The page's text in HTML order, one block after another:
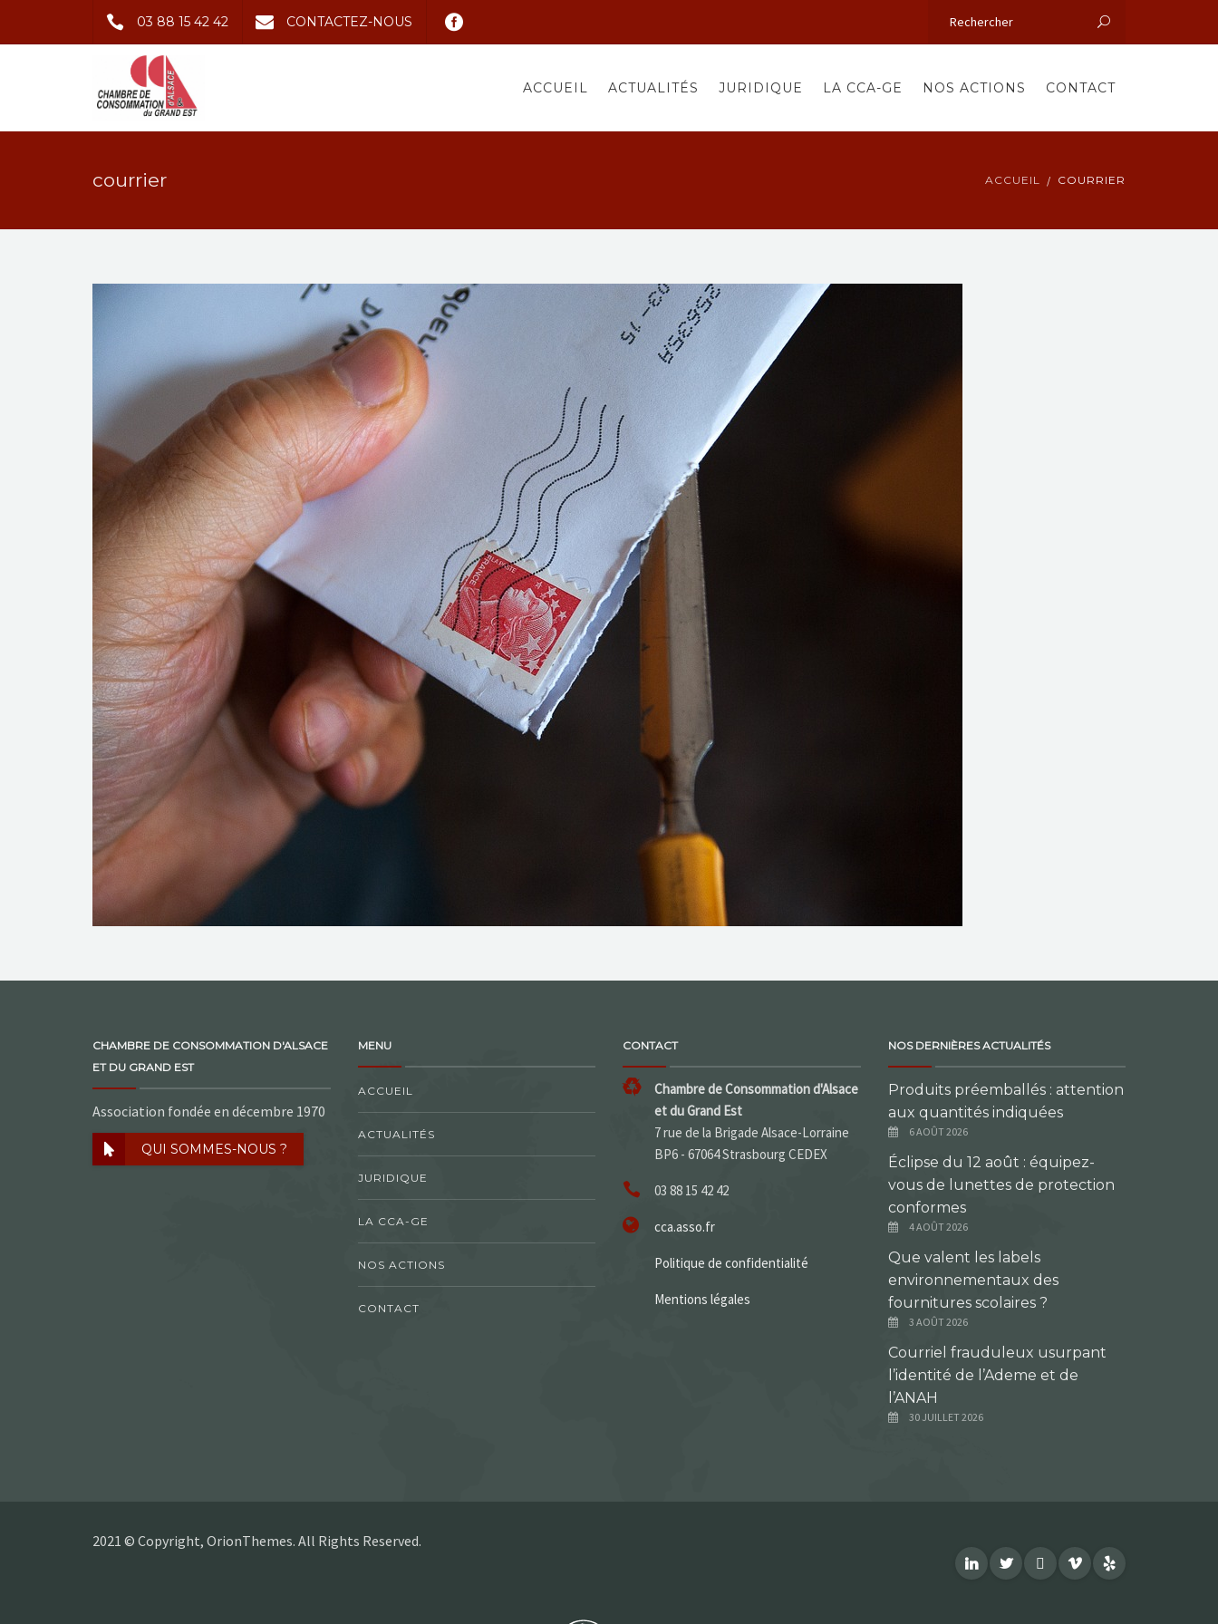
03 88 15 42 42 CONTACTEZ-NOUS
ACCUEIL ACTUALITÉS JURIDIQUE LA CCA-GE NOS ACTIONS CONTACT
courrier ACCUEIL COURRIER
CHAMBRE DE CONSOMMATION D'ALSACE
ET DU GRAND EST
Association fondée en décembre 1970
QUI SOMMES-NOUS ?
MENU
ACCUEIL
ACTUALITÉS
JURIDIQUE
LA CCA-GE
NOS ACTIONS
CONTACT
CONTACT
Chambre de Consommation d'Alsace
et du Grand Est
7 rue de la Brigade Alsace-Lorraine
BP6 - 67064 Strasbourg CEDEX
03 88 15 42 42
cca.asso.fr
Politique de confidentialité
Mentions légales
NOS DERNIÈRES ACTUALITÉS
Produits préemballés : attention
aux quantités indiquées
6 AOÛT 2026
Éclipse du 12 août : équipez-
vous de lunettes de protection
conformes
4 AOÛT 2026
Que valent les labels
environnementaux des
fournitures scolaires ?
3 AOÛT 2026
Courriel frauduleux usurpant
l’identité de l’Ademe et de
l’ANAH
30 JUILLET 2026
2021 © Copyright, OrionThemes. All Rights Reserved.